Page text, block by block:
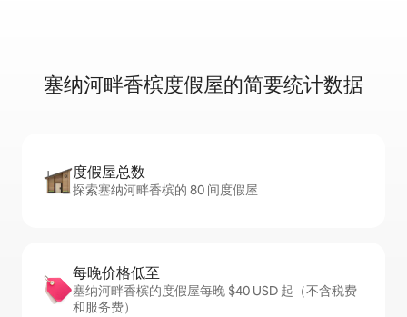
塞纳河畔香槟度假屋的简要统计数据
度假屋总数
探索塞纳河畔香槟的 80 间度假屋
每晚价格低至
塞纳河畔香槟的度假屋每晚 $40 USD 起（不含税费
和服务费）